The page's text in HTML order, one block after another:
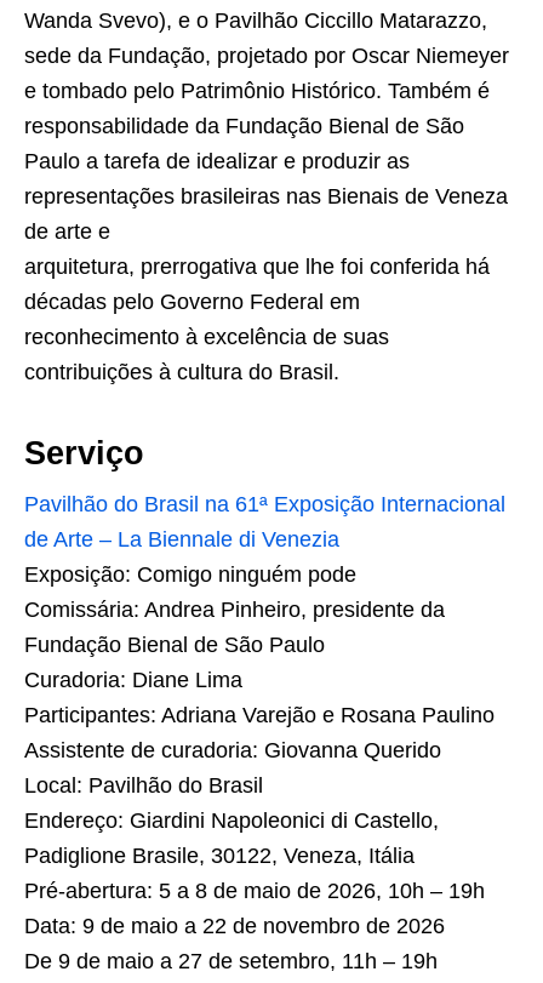
Wanda Svevo), e o Pavilhão Ciccillo Matarazzo,
sede da Fundação, projetado por Oscar Niemeyer
e tombado pelo Patrimônio Histórico. Também é
responsabilidade da Fundação Bienal de São
Paulo a tarefa de idealizar e produzir as
representações brasileiras nas Bienais de Veneza
de arte e
arquitetura, prerrogativa que lhe foi conferida há
décadas pelo Governo Federal em
reconhecimento à excelência de suas
contribuições à cultura do Brasil.
Serviço
Pavilhão do Brasil na 61ª Exposição Internacional
de Arte – La Biennale di Venezia
Exposição: Comigo ninguém pode
Comissária: Andrea Pinheiro, presidente da
Fundação Bienal de São Paulo
Curadoria: Diane Lima
Participantes: Adriana Varejão e Rosana Paulino
Assistente de curadoria: Giovanna Querido
Local: Pavilhão do Brasil
Endereço: Giardini Napoleonici di Castello,
Padiglione Brasile, 30122, Veneza, Itália
Pré-abertura: 5 a 8 de maio de 2026, 10h – 19h
Data: 9 de maio a 22 de novembro de 2026
De 9 de maio a 27 de setembro, 11h – 19h